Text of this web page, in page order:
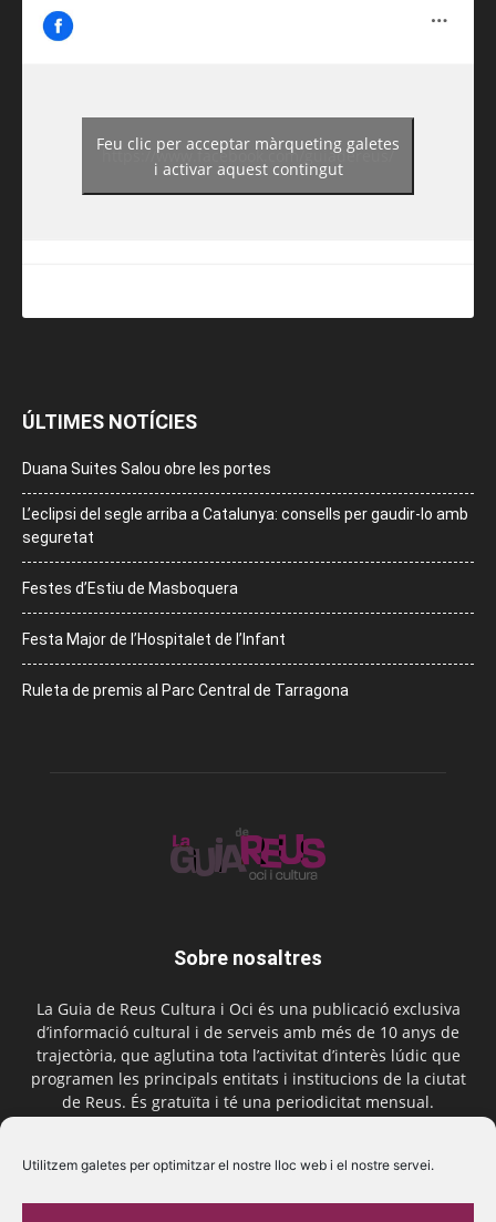
Utilitzem galetes per optimitzar el nostre lloc web i el nostre servei.
https://www.facebook.com/guiadereus/
Feu clic per acceptar màrqueting galetes
i activar aquest contingut
ÚLTIMES NOTÍCIES
Duana Suites Salou obre les portes
L’eclipsi del segle arriba a Catalunya: consells per gaudir-lo amb
seguretat
Festes d’Estiu de Masboquera
Festa Major de l’Hospitalet de l’Infant
Ruleta de premis al Parc Central de Tarragona
Sobre nosaltres
La Guia de Reus Cultura i Oci és una publicació exclusiva
d’informació cultural i de serveis amb més de 10 anys de
trajectòria, que aglutina tota l’activitat d’interès lúdic que
programen les principals entitats i institucions de la ciutat
de Reus. És gratuïta i té una periodicitat mensual.